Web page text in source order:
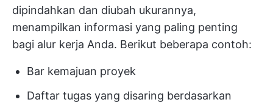
dipindahkan dan diubah ukurannya,
menampilkan informasi yang paling penting
bagi alur kerja Anda. Berikut beberapa contoh:
Bar kemajuan proyek
Daftar tugas yang disaring berdasarkan